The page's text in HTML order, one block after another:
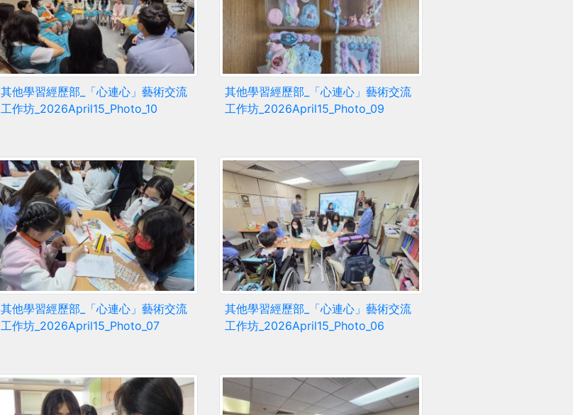
其他學習經歷部_「心連心」藝術交流
工作坊_2026April15_Photo_10
其他學習經歷部_「心連心」藝術交流
工作坊_2026April15_Photo_09
其他學習經歷部_「心連心」藝術交流
工作坊_2026April15_Photo_07
其他學習經歷部_「心連心」藝術交流
工作坊_2026April15_Photo_06